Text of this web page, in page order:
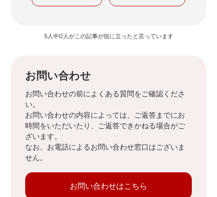
5人中0人がこの記事が役に立ったと言っています
お問い合わせ
お問い合わせの前によくある質問をご確認くださ
い。
お問い合わせの内容によっては、ご返答までにお
時間をいただいたり、ご返答できかねる場合がご
ざいます。
なお、お電話によるお問い合わせ窓口はございま
せん。
お問い合わせはこちら